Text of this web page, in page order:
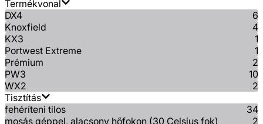
Termékvonal
DX4
6
Knoxfield
4
KX3
1
Portwest Extreme
1
Prémium
2
PW3
10
WX2
2
Tisztítás
fehéríteni tilos
34
mosás géppel, alacsony hőfokon (30 Celsius fok)
2